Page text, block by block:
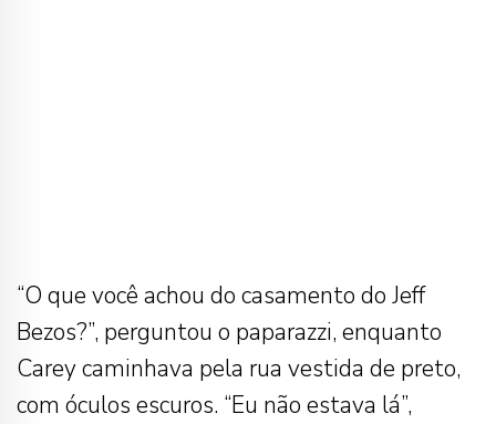
“O que você achou do casamento do Jeff
Bezos?”, perguntou o paparazzi, enquanto
Carey caminhava pela rua vestida de preto,
com óculos escuros. “Eu não estava lá”,